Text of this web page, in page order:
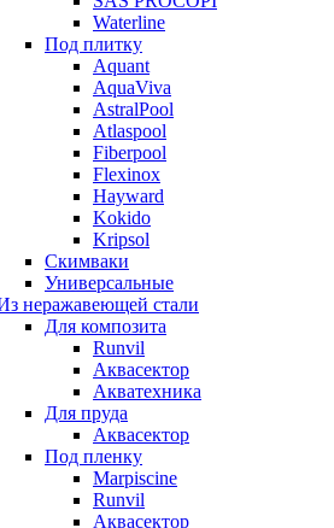
Waterline
Под плитку
Aquant
AquaViva
AstralPool
Atlaspool
Fiberpool
Flexinox
Hayward
Kokido
Kripsol
Скимваки
Универсальные
неражавеющей стали
Для композита
Runvil
Аквасектор
Акватехника
Для пруда
Аквасектор
Под пленку
Marpiscine
Runvil
Аквасектор